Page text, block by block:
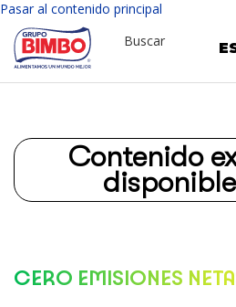
Pasar al contenido principal
Buscar
Contenido
CERO EMISIONES